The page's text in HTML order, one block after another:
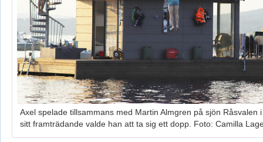
Axel spelade tillsammans med Martin Almgren på sjön Råsvalen
sitt framträdande valde han att ta sig ett dopp. Foto: Camilla